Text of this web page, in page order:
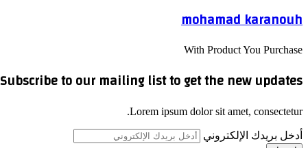
mohamad karanouh
With Product You Purchase
Subscribe to our mailing list to get the new updates!
Lorem ipsum dolor sit amet, consectetur.
أدخل بريدك الإلكتروني